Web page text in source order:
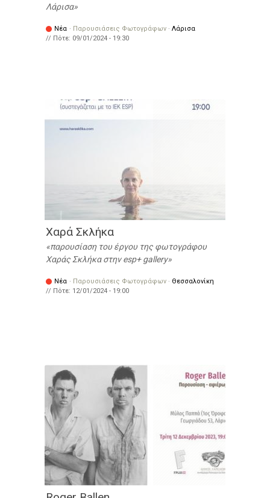
Λάρισα
Νέα · Παρουσιάσεις Φωτογράφων · Λάρισα
// Πότε: 09/01/2024 - 19:30
Χαρά Σκλήκα
παρουσίαση του έργου της φωτογράφου
Χαράς Σκλήκα στην esp+ gallery
Νέα · Παρουσιάσεις Φωτογράφων · Θεσσαλονίκη
// Πότε: 12/01/2024 - 19:00